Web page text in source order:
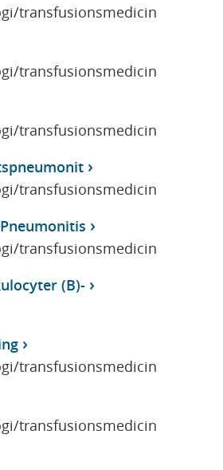
transfusionsmedicin
transfusionsmedicin
transfusionsmedicin
transfusionsmedicin
transfusionsmedicin
(B)-
transfusionsmedicin
transfusionsmedicin